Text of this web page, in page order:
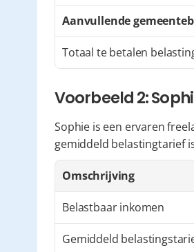
Aanvullende
Totaal te betalen
Voorbeeld 2:
Sophie is een ervaren
gemiddeld belastingtarief
Omschrijving
Belastbaar inkomen
Gemiddeld